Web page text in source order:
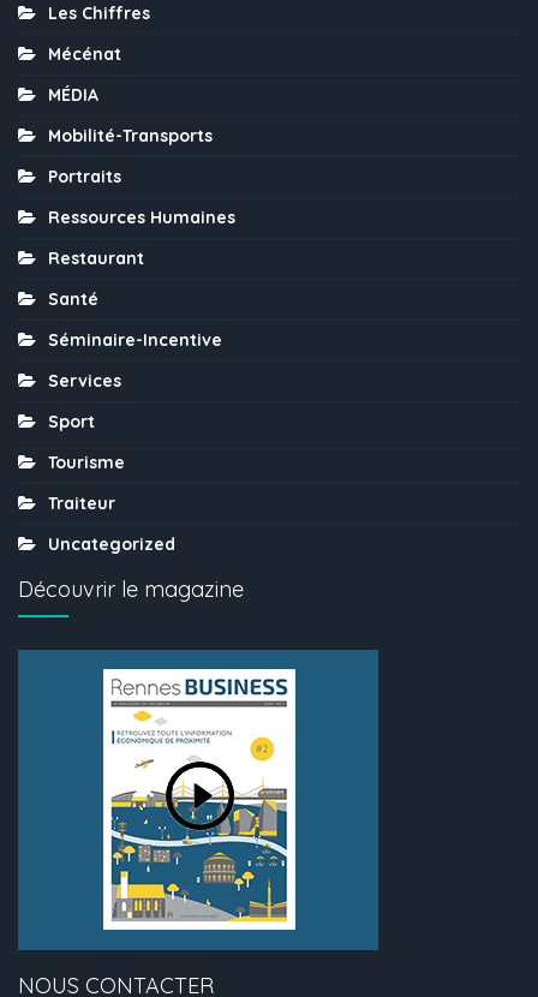
Les Chiffres
Mécénat
MÉDIA
Mobilité-Transports
Portraits
Ressources Humaines
Restaurant
Santé
Séminaire-Incentive
Services
Sport
Tourisme
Traiteur
Uncategorized
Découvrir le magazine
NOUS CONTACTER